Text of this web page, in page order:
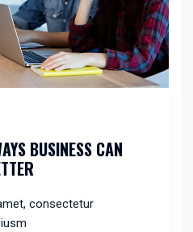
BUSINESS CAN
consectetur